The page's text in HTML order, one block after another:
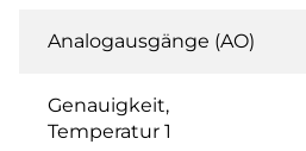
Analogausgänge (AO)
Genauigkeit,
Temperatur 1